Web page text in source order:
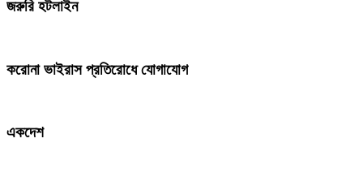
জরুরি হটলাইন
করোনা ভাইরাস প্রতিরোধে যোগাযোগ
একদেশ